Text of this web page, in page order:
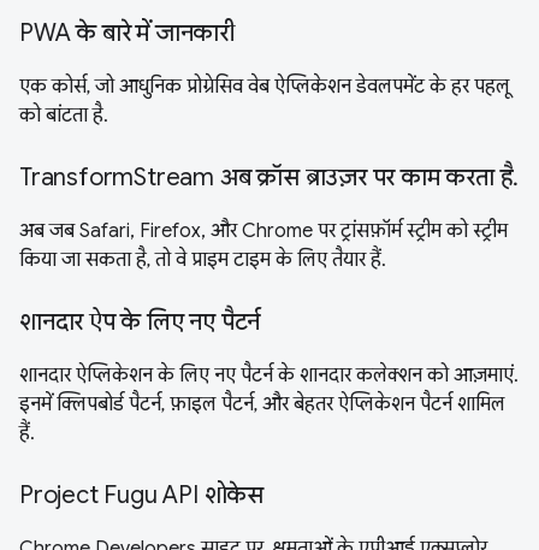
PWA के बारे में जानकारी
एक कोर्स, जो आधुनिक प्रोग्रेसिव वेब ऐप्लिकेशन डेवलपमेंट के हर पहलू
को बांटता है.
TransformStream अब क्रॉस ब्राउज़र पर काम करता है.
अब जब Safari, Firefox, और Chrome पर ट्रांसफ़ॉर्म स्ट्रीम को स्ट्रीम
किया जा सकता है, तो वे प्राइम टाइम के लिए तैयार हैं.
शानदार ऐप के लिए नए पैटर्न
शानदार ऐप्लिकेशन के लिए नए पैटर्न के शानदार कलेक्शन को आज़माएं.
इनमें क्लिपबोर्ड पैटर्न, फ़ाइल पैटर्न, और बेहतर ऐप्लिकेशन पैटर्न शामिल
हैं.
Project Fugu API शोकेस